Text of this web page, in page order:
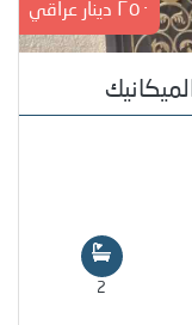
٢٥٠ دينار عراقي
2